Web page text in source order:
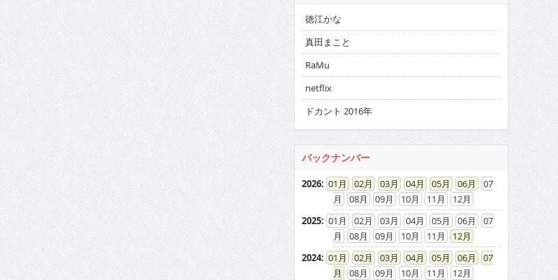
徳江かな
真田まこと
RaMu
netflix
ドカント 2016年
バックナンバー
2026: 01 02 03 04 05 06
07
08
09 10 11
12
2025: 01 02 03 04 05 06
07
08
09 10 11
12
2024: 01 02 03 04 05 06
07
08
09 10 11
12